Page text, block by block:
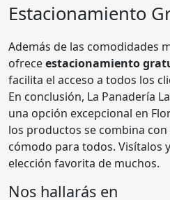
Estacionamiento
Además de las comodidades
ofreceestacionamiento
facilita el acceso a todos los
En conclusión, La Panadería
una opción excepcional en
los productos se combina
cómodo para todos. Visítalos
elección favorita de muchos.
Nos hallarás en